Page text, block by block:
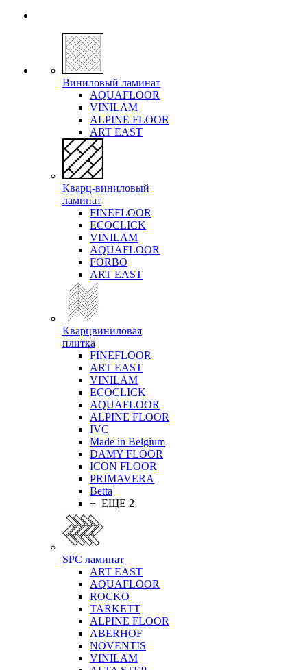
Виниловый ламинат
AQUAFLOOR
VINILAM
ALPINE FLOOR
ART EAST
Кварц-виниловый
ламинат
FINEFLOOR
ECOCLICK
VINILAM
AQUAFLOOR
FORBO
ART EAST
Кварцвиниловая
плитка
FINEFLOOR
ART EAST
VINILAM
ECOCLICK
AQUAFLOOR
ALPINE FLOOR
IVC
Made in Belgium
DAMY FLOOR
ICON FLOOR
PRIMAVERA
Betta
+ ЕЩЕ 2
SPC ламинат
ART EAST
AQUAFLOOR
ROCKO
TARKETT
ALPINE FLOOR
ABERHOF
NOVENTIS
VINILAM